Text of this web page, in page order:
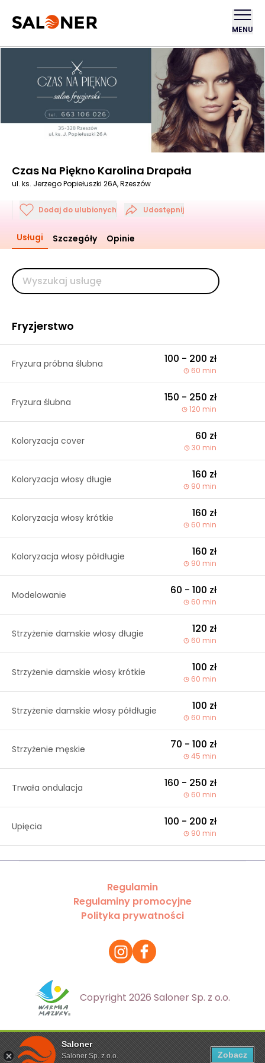
Saloner
Saloner Sp. z o.o.
Zobacz
MENU
Czas Na Piękno Karolina Drapała
ul. ks. Jerzego Popiełuszki 26A, Rzeszów
Dodaj do ulubionych Udostępnij
Usługi Szczegóły Opinie
Fryzjerstwo
Fryzura próbna ślubna 100 - 200 zł
60 min
Fryzura ślubna 150 - 250 zł
120 min
Koloryzacja cover 60 zł
30 min
Koloryzacja włosy długie 160 zł
90 min
Koloryzacja włosy krótkie 160 zł
60 min
Koloryzacja włosy półdługie 160 zł
90 min
Modelowanie 60 - 100 zł
60 min
Strzyżenie damskie włosy długie 120 zł
60 min
Strzyżenie damskie włosy krótkie 100 zł
60 min
Strzyżenie damskie włosy półdługie 100 zł
60 min
Strzyżenie męskie 70 - 100 zł
45 min
Trwała ondulacja 160 - 250 zł
60 min
Upięcia 100 - 200 zł
90 min
Ta strona korzysta z plików cookies. Aby dowiedzieć się
Regulamin
Regulaminy promocyjne
Polityka prywatności
Copyright 2026 Saloner Sp. z o.o.